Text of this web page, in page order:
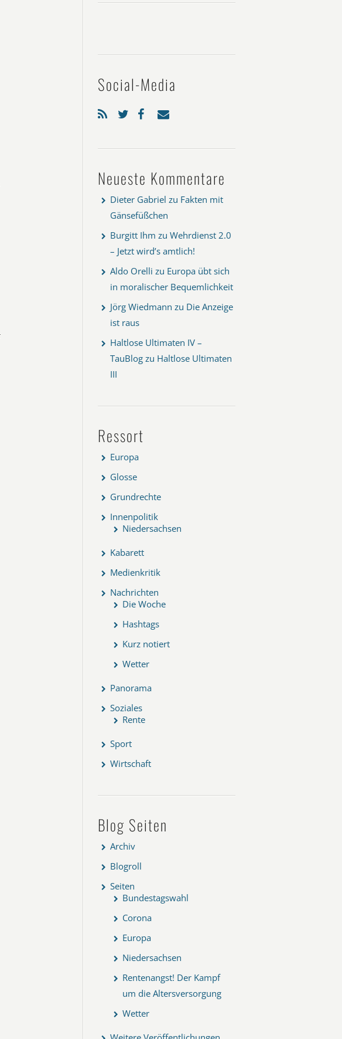
Social-Media
Neueste Kommentare
Dieter Gabriel zu Fakten mit
Gänsefüßchen
Burgitt Ihm zu Wehrdienst 2.0
– Jetzt wird’s amtlich!
Aldo Orelli zu Europa übt sich
in moralischer Bequemlichkeit
Jörg Wiedmann zu Die Anzeige
ist raus
Haltlose Ultimaten IV –
TauBlog zu Haltlose Ultimaten
III
Ressort
Europa
Glosse
Grundrechte
Innenpolitik
Niedersachsen
Kabarett
Medienkritik
Nachrichten
Die Woche
Hashtags
Kurz notiert
Wetter
Panorama
Soziales
Rente
Sport
Wirtschaft
Blog Seiten
Archiv
Blogroll
Seiten
Bundestagswahl
Corona
Europa
Niedersachsen
Rentenangst! Der Kampf
um die Altersversorgung
Wetter